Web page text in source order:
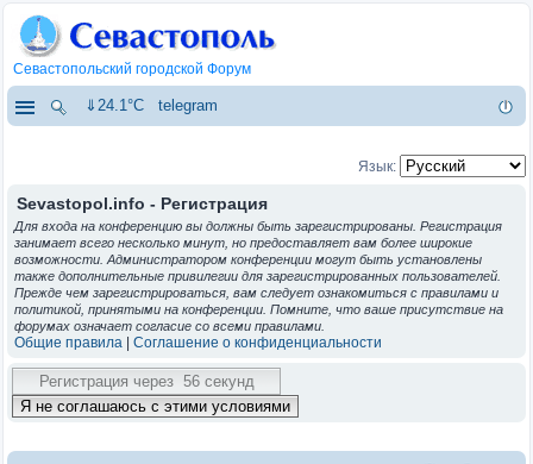
Севастопольский городской Форум
⇓24.1°C telegram
Язык:
Sevastopol.info - Регистрация
Для входа на конференцию вы должны быть зарегистрированы. Регистрация
занимает всего несколько минут, но предоставляет вам более широкие
возможности. Администратором конференции могут быть установлены
также дополнительные привилегии для зарегистрированных пользователей.
Прежде чем зарегистрироваться, вам следует ознакомиться с правилами и
политикой, принятыми на конференции. Помните, что ваше присутствие на
форумах означает согласие со всеми правилами.
Общие правила Соглашение о конфиденциальности